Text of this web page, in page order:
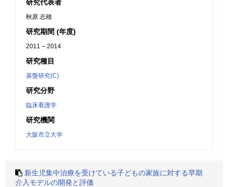
研究代表者
秋原 志穂
研究期間 (年度)
2011 – 2014
研究種目
基盤研究(C)
研究分野
臨床看護学
研究機関
大阪市立大学
新生児集中治療を受けている子どもの家族に対する早期
介入モデルの開発と評価